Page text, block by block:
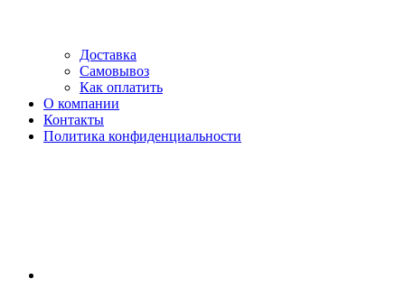
Доставка
Самовывоз
Как оплатить
О компании
Контакты
Политика конфиденциальности